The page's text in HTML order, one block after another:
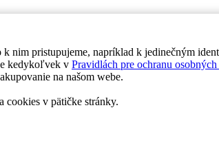
nim pristupujeme, napríklad k jedinečným
kedykoľvek v Pravidlách pre ochranu
na našom webe.
cookies v pätičke stránky.